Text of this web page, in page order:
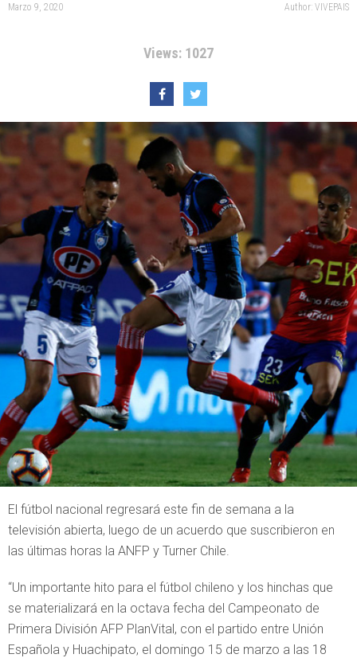
Marzo 9, 2020 Author: VIVEPAIS
Views: 1027
El fútbol nacional regresará este fin de semana a la
televisión abierta, luego de un acuerdo que suscribieron en
las últimas horas la ANFP y Turner Chile.
“Un importante hito para el fútbol chileno y los hinchas que
se materializará en la octava fecha del Campeonato de
Primera División AFP PlanVital, con el partido entre Unión
Española y Huachipato, el domingo 15 de marzo a las 18